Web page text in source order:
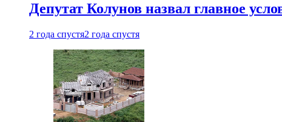
Депутат Колунов назвал главное
2 года спустя2 года спустя